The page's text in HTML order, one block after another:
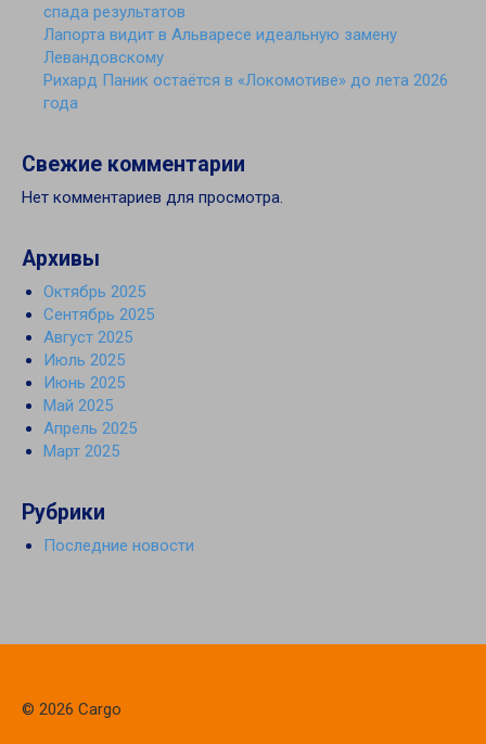
спада результатов
Лапорта видит в Альваресе идеальную замену
Левандовскому
Рихард Паник остаётся в «Локомотиве» до лета 2026
года
Свежие комментарии
Нет комментариев для просмотра.
Архивы
Октябрь 2025
Сентябрь 2025
Август 2025
Июль 2025
Июнь 2025
Май 2025
Апрель 2025
Март 2025
Рубрики
Последние новости
© 2026 Cargo